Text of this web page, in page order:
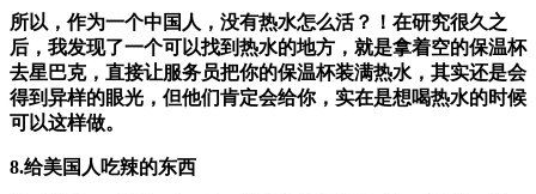
所以，作为一个中国人，没有热水怎么活？！在研究很久之
后，我发现了一个可以找到热水的地方，就是拿着空的保温杯
去星巴克，直接让服务员把你的保温杯装满热水，其实还是会
得到异样的眼光，但他们肯定会给你，实在是想喝热水的时候
可以这样做。
8.给美国人吃辣的东西